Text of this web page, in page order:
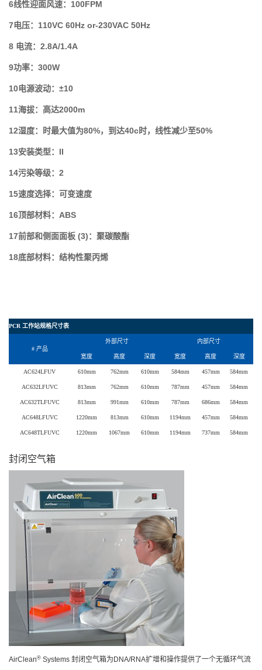
6线性迎面风速：100FPM
7电压：110VC 60Hz or-230VAC 50Hz
8 电流：2.8A/1.4A
9功率：300W
10电源波动：±10
11海拔：高达2000m
12湿度：时最大值为80%，到达40c时，线性减少至50%
13安装类型：II
14污染等级：2
15速度选择：可变速度
16顶部材料： ABS
17前部和侧面面板 (3)： 聚碳酸酯
18底部材料： 结构性聚丙烯
PCR 工作站规格尺寸表
# 产品
外部尺寸 内部尺寸
宽度 高度 深度 宽度 高度 深度
AC624LFUV 610mm 762mm 610mm 584mm 457mm 584mm
AC632LFUVC 813mm 762mm 610mm 787mm 457mm 584mm
AC632TLFUVC 813mm 991mm 610mm 787mm 686mm 584mm
AC648LFUVC 1220mm 813mm 610mm 1194mm 457mm 584mm
AC648TLFUVC 1220mm 1067mm 610mm 1194mm 737mm 584mm
封闭空气箱
AirClean® Systems 封闭空气箱为DNA/RNA扩增和操作提供了一个无循环气流